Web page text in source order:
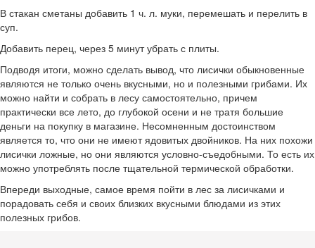
В стакан сметаны добавить 1 ч. л. муки, перемешать и перелить в
суп.
Добавить перец, через 5 минут убрать с плиты.
Подводя итоги, можно сделать вывод, что лисички обыкновенные
являются не только очень вкусными, но и полезными грибами. Их
можно найти и собрать в лесу самостоятельно, причем
практически все лето, до глубокой осени и не тратя большие
деньги на покупку в магазине. Несомненным достоинством
является то, что они не имеют ядовитых двойников. На них похожи
лисички ложные, но они являются условно-съедобными. То есть их
можно употреблять после тщательной термической обработки.
Впереди выходные, самое время пойти в лес за лисичками и
порадовать себя и своих близких вкусными блюдами из этих
полезных грибов.